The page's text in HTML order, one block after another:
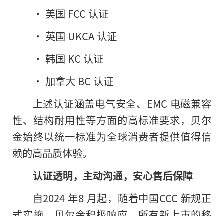
• 美国 FCC 认证
• 英国 UKCA 认证
• 韩国 KC 认证
• 加拿大 BC 认证
上述认证涵盖电气安全、EMC 电磁兼容
性、结构耐用性等方面的高标准要求，贝尔
金始终以统一标准为全球消费者提供值得信
赖的高品质体验。
认证透明，主动沟通，安心售后保障
自2024 年8 月起，随着中国CCC 新规正